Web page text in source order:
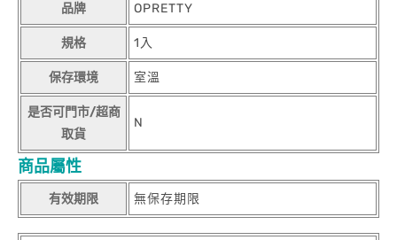
品牌 OPRETTY
規格 1入
保存環境 室溫
是否可門市/超商
取貨
N
商品屬性
有效期限 無保存期限